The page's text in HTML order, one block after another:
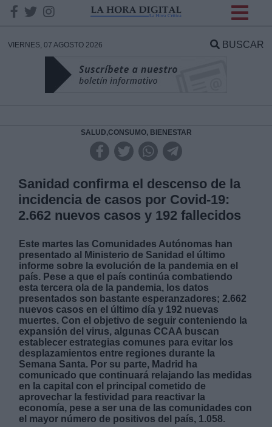
VIERNES, 07 AGOSTO 2026 BUSCAR
SALUD,CONSUMO, BIENESTAR
Sanidad confirma el descenso de la
incidencia de casos por Covid-19:
2.662 nuevos casos y 192 fallecidos
Este martes las Comunidades Autónomas han
presentado al Ministerio de Sanidad el último
informe sobre la evolución de la pandemia en el
país. Pese a que el país continúa combatiendo
esta tercera ola de la pandemia, los datos
presentados son bastante esperanzadores; 2.662
nuevos casos en el último día y 192 nuevas
muertes. Con el objetivo de seguir conteniendo la
expansión del virus, algunas CCAA buscan
establecer estrategias comunes para evitar los
desplazamientos entre regiones durante la
Semana Santa. Por su parte, Madrid ha
comunicado que continuará relajando las medidas
en la capital con el principal cometido de
aprovechar la festividad para reactivar la
economía, pese a ser una de las comunidades con
el mayor número de positivos del país, 1.058.
DATOS
Responsable:
Legitimación:
Destinatarios:
Derechos:
link
Información adicional
link